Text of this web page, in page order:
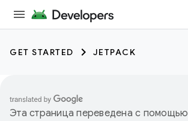
GET STARTED JETPACK
Эта страница переведена с помощью